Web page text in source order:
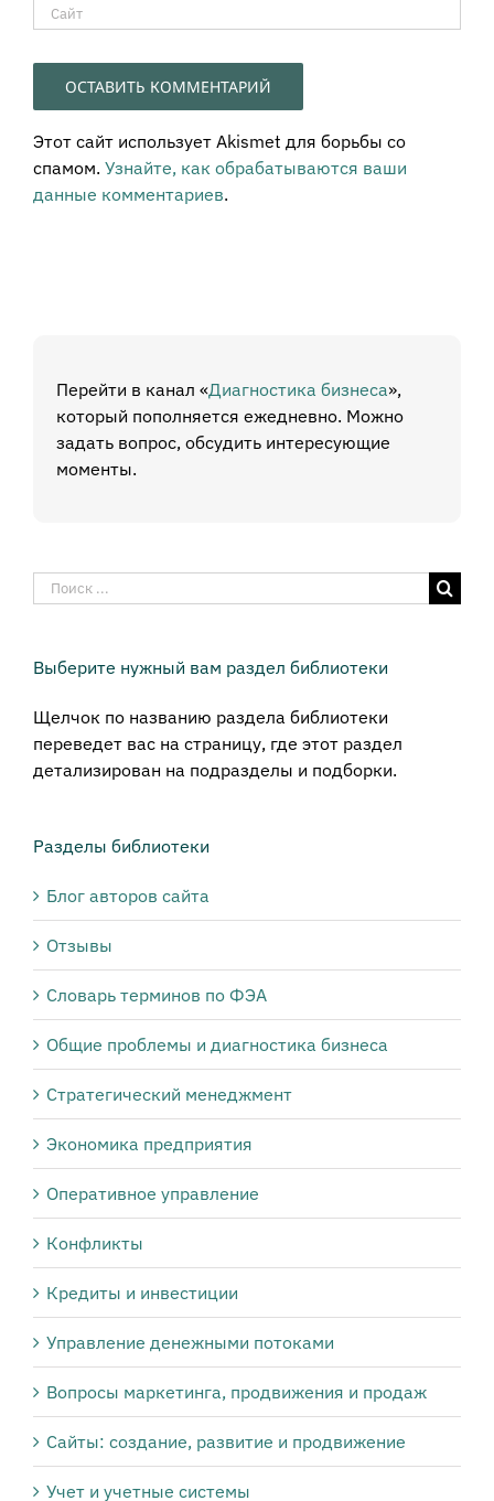
Этот сайт использует Akismet для борьбы со
спамом. Узнайте, как обрабатываются ваши
данные комментариев.
Перейти в канал «Диагностика бизнеса»,
который пополняется ежедневно. Можно
задать вопрос, обсудить интересующие
моменты.
Результат
поиска:
Выберите нужный вам раздел библиотеки
Щелчок по названию раздела библиотеки
переведет вас на страницу, где этот раздел
детализирован на подразделы и подборки.
Разделы библиотеки
Блог авторов сайта
Отзывы
Словарь терминов по ФЭА
Общие проблемы и диагностика бизнеса
Стратегический менеджмент
Экономика предприятия
Оперативное управление
Конфликты
Кредиты и инвестиции
Управление денежными потоками
Вопросы маркетинга, продвижения и продаж
Сайты: создание, развитие и продвижение
Учет и учетные системы